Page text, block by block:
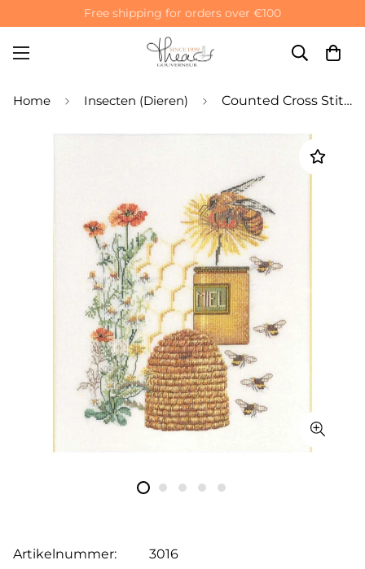
Free shipping for orders over €100
Home Insecten (Dieren) Counted Cross Stitch Kit Honey Sampler - Linen
Artikelnummer: 3016